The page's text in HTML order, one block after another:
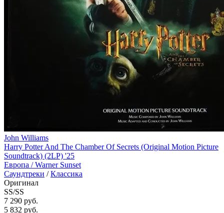
John Williams
Harry Potter And The Chamber Of Secrets (Original Motion Picture
Soundtrack) (2LP) '25
Европа /Warner Sunset
Саундтреки /Классика
Оригинал
SS/SS
7 290 руб.
5 832 руб.